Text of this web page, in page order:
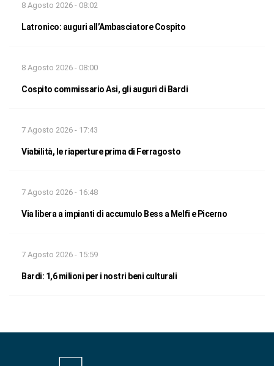
8 Agosto 2026 - 08:02
Latronico: auguri all’Ambasciatore Cospito
8 Agosto 2026 - 08:00
Cospito commissario Asi, gli auguri di Bardi
7 Agosto 2026 - 17:43
Viabilità, le riaperture prima di Ferragosto
7 Agosto 2026 - 16:48
Via libera a impianti di accumulo Bess a Melfi e Picerno
7 Agosto 2026 - 15:59
Bardi: 1,6 milioni per i nostri beni culturali